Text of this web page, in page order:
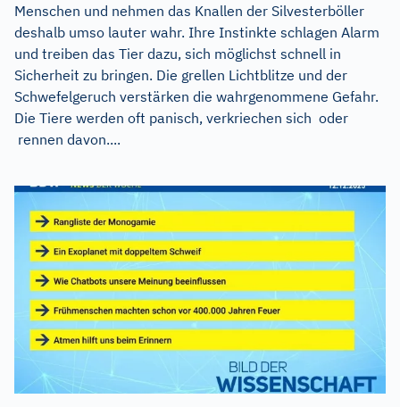
Menschen und nehmen das Knallen der Silvesterböller
deshalb umso lauter wahr. Ihre Instinkte schlagen Alarm
und treiben das Tier dazu, sich möglichst schnell in
Sicherheit zu bringen. Die grellen Lichtblitze und der
Schwefelgeruch verstärken die wahrgenommene Gefahr.
Die Tiere werden oft panisch, verkriechen sich oder
rennen davon....